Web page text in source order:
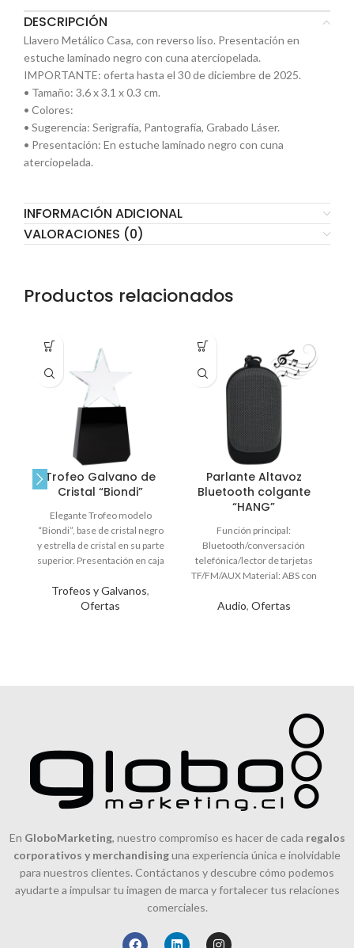
DESCRIPCIÓN
Llavero Metálico Casa, con reverso liso. Presentación en
estuche laminado negro con cuna aterciopelada.
IMPORTANTE: oferta hasta el 30 de diciembre de 2025.
• Tamaño: 3.6 x 3.1 x 0.3 cm.
• Colores:
• Sugerencia: Serigrafía, Pantografía, Grabado Láser.
• Presentación: En estuche laminado negro con cuna
aterciopelada.
INFORMACIÓN ADICIONAL
VALORACIONES (0)
Productos relacionados
Trofeo Galvano de
Cristal “Biondi”
Trofeos y Galvanos,
Ofertas
Elegante Trofeo modelo
“Biondi”, base de cristal negro
y estrella de cristal en su parte
superior. Presentación en caja
Parlante Altavoz
Bluetooth colgante
“HANG”
Audio, Ofertas
Función principal:
Bluetooth/conversación
telefónica/lector de tarjetas
TF/FM/AUX Material: ABS con
+ silicona Versión de
En GloboMarketing, nuestro compromiso es hacer de cada regalos
corporativos y merchandisinguna experiencia única e inolvidable
para nuestros clientes. Contáctanos y descubre cómo podemos
ayudarte a impulsar tu imagen de marca y fortalecer tus relaciones
comerciales.